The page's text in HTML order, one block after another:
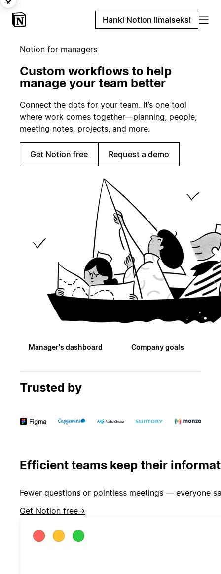
Hanki Notion ilmaiseksi
Notion for managers
Custom workflows to help
manage your team better
Connect the dots for your team. It’s one tool
where work comes together—planning, people,
meeting notes, projects, and more.
Get Notion free Request a demo
Manager's dashboard Company goals
Trusted by
Efficient teams keep their
Fewer questions or pointless meetings — everyone
Get Notion free→